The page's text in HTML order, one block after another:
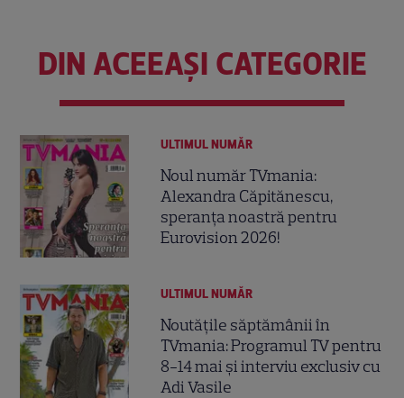
DIN ACEEAȘI CATEGORIE
ULTIMUL NUMĂR
Noul număr TVmania:
Alexandra Căpitănescu,
speranța noastră pentru
Eurovision 2026!
ULTIMUL NUMĂR
Noutățile săptămânii în
TVmania: Programul TV pentru
8-14 mai și interviu exclusiv cu
Adi Vasile